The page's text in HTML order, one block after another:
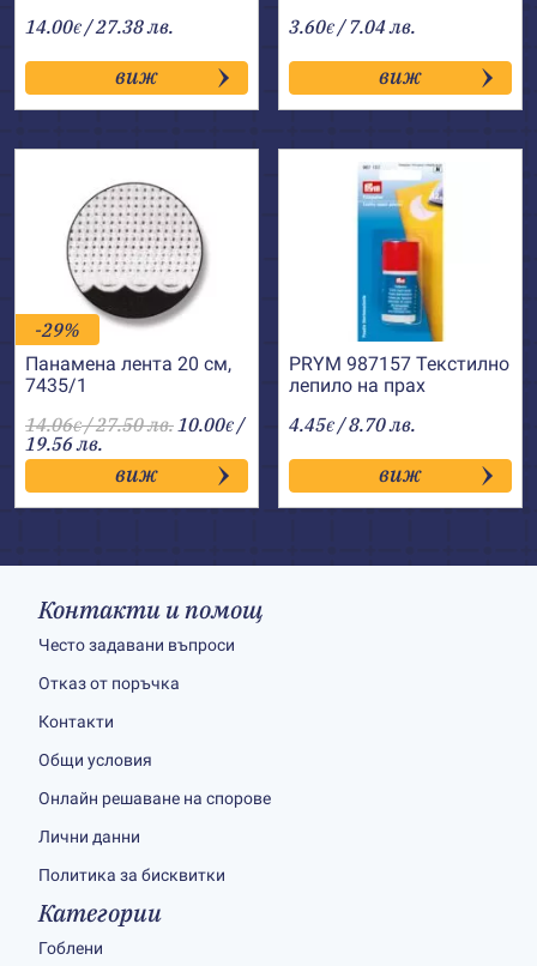
14.00€ / 27.38 лв.
виж
3.60€ / 7.04 лв.
виж
-29%
Панамена лента 20 см,
7435/1
14.06€/ 27.50 лв.10.00€ /
19.56 лв.
виж
PRYM 987157 Текстилно
лепило на прах
4.45€ / 8.70 лв.
виж
Контакти и помощ
Често задавани въпроси
Отказ от поръчка
Контакти
Общи условия
Онлайн решаване на спорове
Лични данни
Политика за бисквитки
Категории
Гоблени